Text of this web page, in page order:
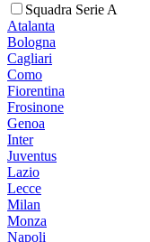
Squadra Serie A
Atalanta
Bologna
Cagliari
Como
Fiorentina
Frosinone
Genoa
Inter
Juventus
Lazio
Lecce
Milan
Monza
Napoli